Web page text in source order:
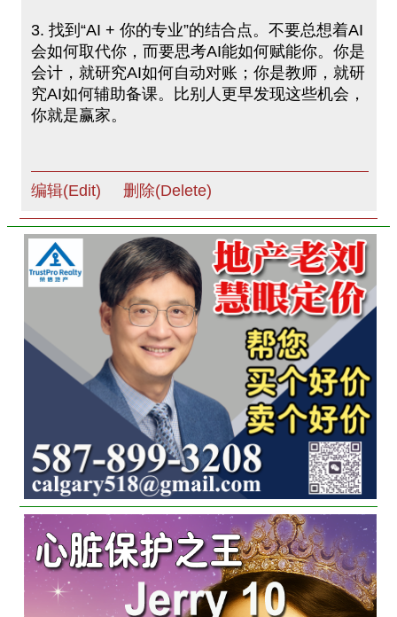
3. 找到“AI + 你的专业”的结合点。不要总想着AI
会如何取代你，而要思考AI能如何赋能你。你是
会计，就研究AI如何自动对账；你是教师，就研
究AI如何辅助备课。比别⼈更早发现这些机会，
你就是赢家。
编辑(Edit) 删除(Delete)